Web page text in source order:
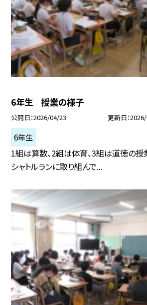
6年生 授業の様子
公開日 2026/04/23 更新日
6年生
1組は算数、2組は体育、3組は道徳の授
シャトルランに取り組んで...